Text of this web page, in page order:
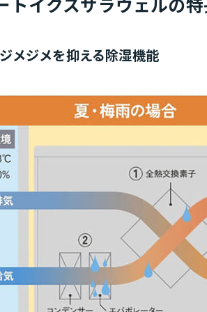
トイクスサラウェルの
メジメを抑える除湿機能